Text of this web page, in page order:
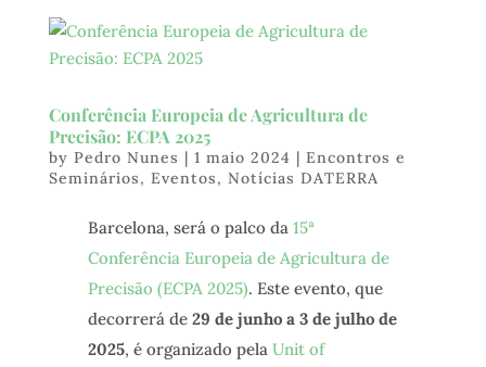
Conferência Europeia de Agricultura de
Precisão: ECPA 2025
by Pedro Nunes | 1 maio 2024 | Encontros e
Seminários, Eventos, Notícias DATERRA
Barcelona, será o palco da 15ª
Conferência Europeia de Agricultura de
Precisão (ECPA 2025). Este evento, que
decorrerá de 29 de junho a 3 de julho de
2025, é organizado pela Unit of